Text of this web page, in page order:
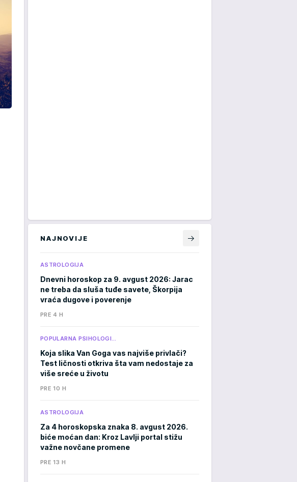
NAJNOVIJE
ASTROLOGIJA
Dnevni horoskop za 9. avgust 2026: Jarac
ne treba da sluša tuđe savete, Škorpija
vraća dugove i poverenje
PRE 4 H
POPULARNA PSIHOLOGI…
Koja slika Van Goga vas najviše privlači?
Test ličnosti otkriva šta vam nedostaje za
više sreće u životu
PRE 10 H
ASTROLOGIJA
Za 4 horoskopska znaka 8. avgust 2026.
biće moćan dan: Kroz Lavlji portal stižu
važne novčane promene
PRE 13 H